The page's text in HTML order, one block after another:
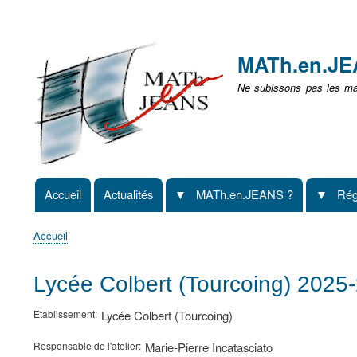
non
identifié
Ne subissons pas les
Navigation
principale
Accueil Actualités MATh.en.JEANS ?
d'Ariane
Accueil
Lycée Colbert (Tourcoing)
Etablissement Lycée Colbert (Tourcoing)
Responsable de l'atelier Marie-Pierre Incatasciato